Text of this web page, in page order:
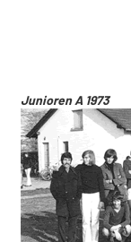
Junioren A 1973